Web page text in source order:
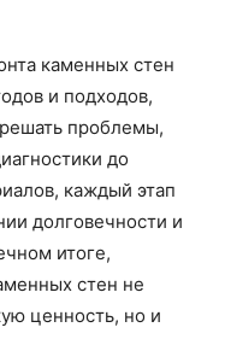
каменных стен
и подходов,
проблемы,
до
каждый этап
долговечности и
итоге,
стен не
ценность, но и